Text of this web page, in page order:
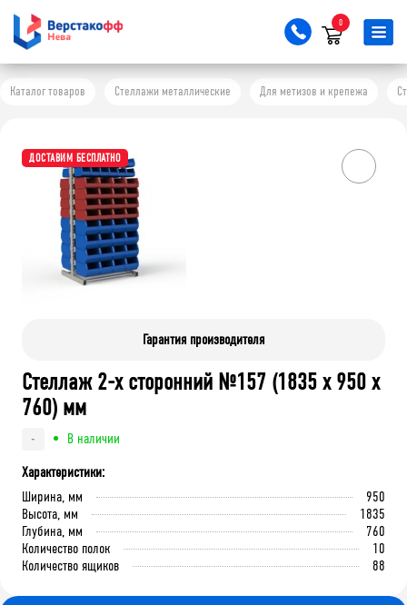
0
Каталог товаров Стеллажи металлические Для метизов и крепежа
ДОСТАВИМ БЕСПЛАТНО
Гарантия производителя
Стеллаж 2-х сторонний №157 (1835 х 950 х
760) мм
-
В наличии
Характеристики:
Ширина, мм
950
Высота, мм
1835
Глубина, мм
760
Количество полок
10
Количество ящиков
88